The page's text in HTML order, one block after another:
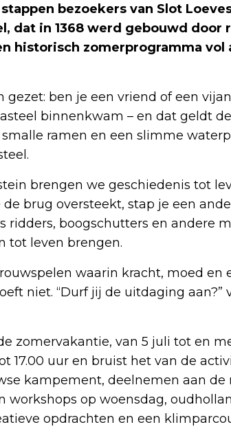
bezoekers van Slot
dat in 1368 werd gebouwd door
historisch zomerprogramma vol
ben je een vriend of een
binnenkwam – en dat geldt
ramen en een slimme
brengen we geschiedenis tot
brug oversteekt, stap je een
ridders, boogschutters en andere
tot leven brengen.
waarin kracht, moed en
niet. “Durf jij de uitdaging aan?”
zomervakantie, van 5 juli tot en
17.00 uur en bruist het van de
kampement, deelnemen aan de
workshops op woensdag,
opdrachten en een